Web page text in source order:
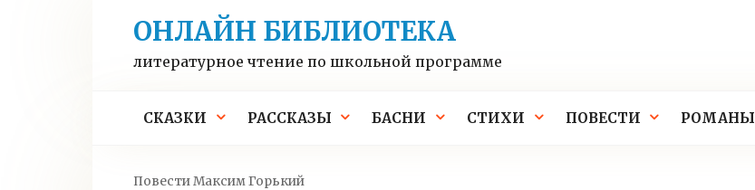
ОНЛАЙН БИБЛИОТЕКА
литературное чтение по школьной программе
СКАЗКИ РАССКАЗЫ БАСНИ СТИХИ ПОВЕСТИ РОМАНЫ
ПовестиМаксим Горький